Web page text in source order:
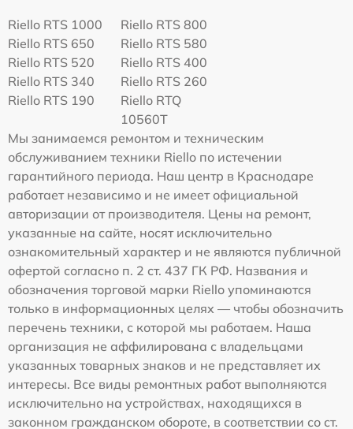
Riello RTS 1000
Riello RTS 800
Riello RTS 650
Riello RTS 580
Riello RTS 520
Riello RTS 400
Riello RTS 340
Riello RTS 260
Riello RTS 190
Riello RTQ
10560T
Мы занимаемся ремонтом и техническим
обслуживанием техники Riello по истечении
гарантийного периода. Наш центр в Краснодаре
работает независимо и не имеет официальной
авторизации от производителя. Цены на ремонт,
указанные на сайте, носят исключительно
ознакомительный характер и не являются публичной
офертой согласно п. 2 ст. 437 ГК РФ. Названия и
обозначения торговой марки Riello упоминаются
только в информационных целях — чтобы обозначить
перечень техники, с которой мы работаем. Наша
организация не аффилирована с владельцами
указанных товарных знаков и не представляет их
интересы. Все виды ремонтных работ выполняются
исключительно на устройствах, находящихся в
законном гражданском обороте, в соответствии со ст.